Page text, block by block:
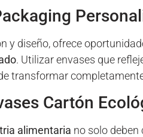
y diseño, ofrece
. Utilizar envases que
transformar
Cartón
alimentaria no solo